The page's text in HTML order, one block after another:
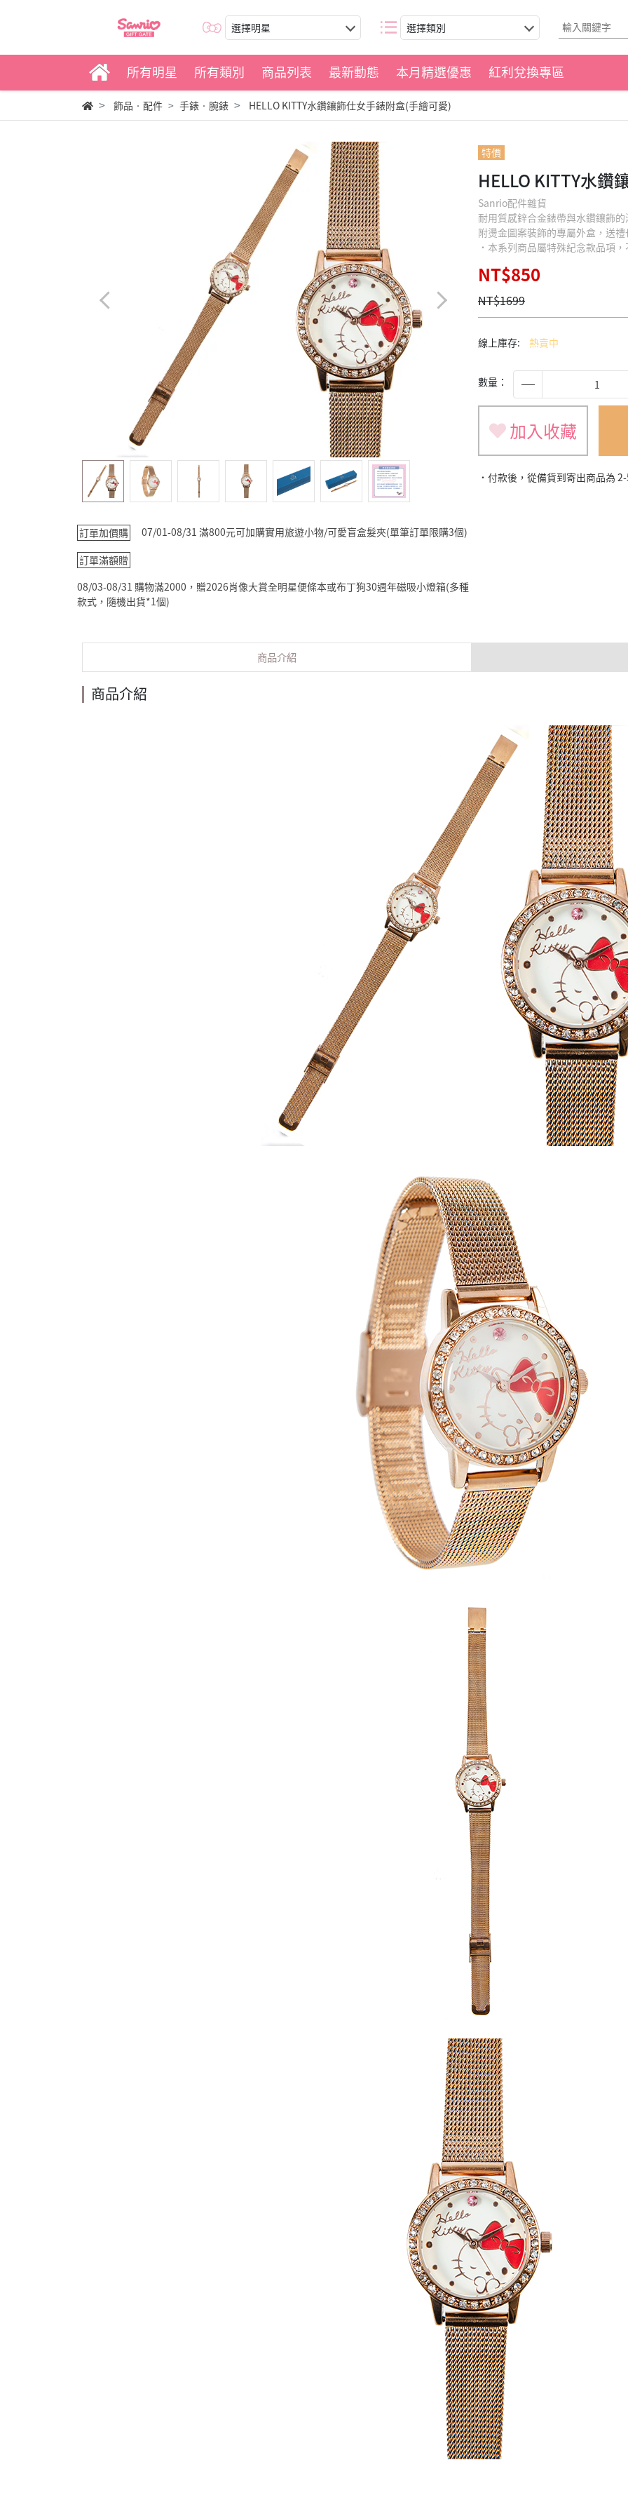
選擇明星 選擇類別
所有明星 所有類別 商品列表 最新動態 本月精選優惠 紅利兌換專區
飾品‧配件 手錶‧腕錶 HELLO KITTY水鑽鑲飾仕女手錶附盒(手繪可愛)
特價
HELLO KITTY水鑽
Sanrio配件雜貨
耐用質感鋅合金錶帶與水鑽鑲飾
附燙金圖案裝飾的專屬外盒，送
˙本系列商品屬特殊紀念款品項
NT$850
NT$1699
線上庫存: 熱賣中
數量：
加入收藏
˙付款後，從備貨到寄出商品為
訂單加價購
07/01-08/31 滿800元可加購實用旅遊小物/可愛盲盒髮夾(單筆訂單限購3個)
訂單滿額贈
08/03-08/31 購物滿2000，贈2026肖像大賞全明星便條本或布丁狗30週年磁吸小燈箱(多種
款式，隨機出貨*1個)
商品介紹
商品介紹